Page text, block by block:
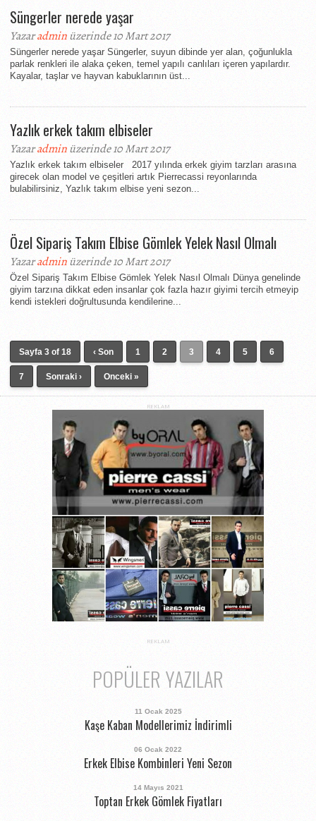
Süngerler nerede yaşar
Yazaradminüzerinde 10 Mart 2017
Süngerler nerede yaşar Süngerler, suyun dibinde yer alan, çoğunlukla
parlak renkleri ile alaka çeken, temel yapılı canlıları içeren yapılardır.
Kayalar, taşlar ve hayvan kabuklarının üst...
Yazlık erkek takım elbiseler
Yazaradminüzerinde 10 Mart 2017
Yazlık erkek takım elbiseler 2017 yılında erkek giyim tarzları arasına
girecek olan model ve çeşitleri artık Pierrecassi reyonlarında
bulabilirsiniz, Yazlık takım elbise yeni sezon...
Özel Sipariş Takım Elbise Gömlek Yelek Nasıl Olmalı
Yazaradminüzerinde 10 Mart 2017
Özel Sipariş Takım Elbise Gömlek Yelek Nasıl Olmalı Dünya genelinde
giyim tarzına dikkat eden insanlar çok fazla hazır giyimi tercih etmeyip
kendi istekleri doğrultusunda kendilerine...
Sayfa 3 of 18 ‹ Son 1 2 3 4 5 6
7 Sonraki › Onceki »
REKLAM
REKLAM
POPÜLER YAZILAR
11 Ocak 2025
Kaşe Kaban Modellerimiz İndirimli
06 Ocak 2022
Erkek Elbise Kombinleri Yeni Sezon
14 Mayıs 2021
Toptan Erkek Gömlek Fiyatları